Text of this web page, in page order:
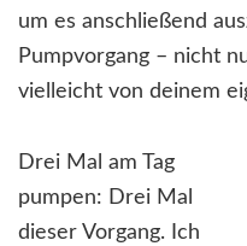
um es anschließend
Pumpvorgang – nicht
vielleicht von deinem
Drei Mal am Tag
pumpen: Drei Mal
dieser Vorgang. Ich